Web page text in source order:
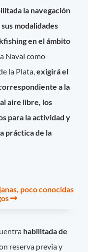
la navegación
modalidades
en el ámbito
Naval como
la Plata,exigirá el
a la
aire libre, los
para la actividad y
práctica de la
poco conocidas
habilitada de
reserva previa y